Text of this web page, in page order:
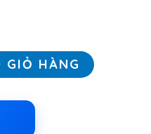
GIỎ HÀNG